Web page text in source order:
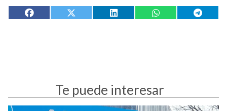
Te puede interesar